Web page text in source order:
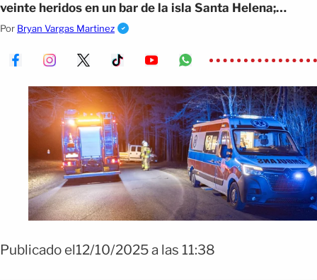
veinte heridos en un bar de la isla Santa Helena;
autoridades investigan
Por Bryan Vargas Martinez
Publicado el12/10/2025 a las 11:38